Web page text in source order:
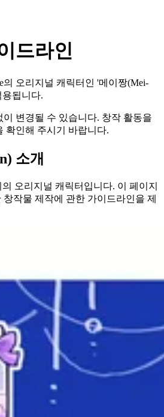
드라인
의 오리지널 캐릭터인 '메이짱(Mei-
용됩니다.
변경될 수 있습니다. 창작 활동을
확인해 주시기 바랍니다.
소개
오리지널 캐릭터입니다. 이 페이지
작물 제작에 관한 가이드라인을 제